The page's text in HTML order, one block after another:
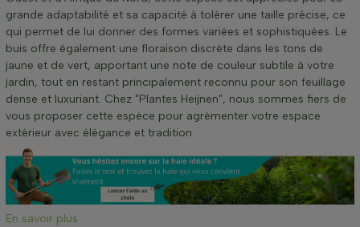
grande adaptabilité et sa capacité à tolérer une taille précise, ce
qui permet de lui donner des formes variées et sophistiquées. Le
buis offre également une floraison discrète dans les tons de
jaune et de vert, apportant une note de couleur subtile à votre
jardin, tout en restant principalement reconnu pour son feuillage
dense et luxuriant. Chez "Plantes Heijnen", nous sommes fiers de
vous proposer cette espèce pour agrémenter votre espace
extérieur avec élégance et tradition.
En savoir plus